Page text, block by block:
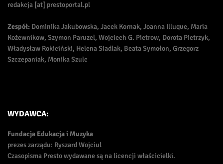
redakcja [at] prestoportal.pl
Zespół: Dominika Jakubowska, Jacek Kornak, Joanna Illuque, Maria
Kożewnikow, Szymon Paruzel, Wojciech G. Pietrow, Dorota Pietrzyk,
Władysław Rokiciński, Helena Siadlak, Beata Symołon, Grzegorz
Szczepaniak, Monika Szulc
WYDAWCA:
Fundacja Edukacja i Muzyka
prezes zarządu: Ryszard Wojciul
Czasopisma Presto wydawane są na licencji właścicielki.